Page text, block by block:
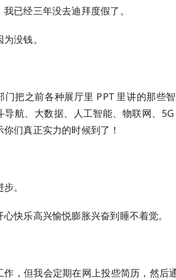
已经三年没去迪拜度假了。
没钱。
门把之前各种展厅里 PPT 里讲的那些
导航、大数据、人工智能、物联网、
们真正实力的时候到了！
。
快乐高兴愉悦膨胀兴奋到睡不着觉。
作，但我会定期在网上投些简历，然后